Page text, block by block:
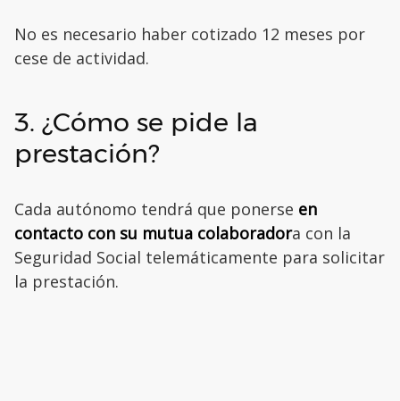
No es necesario haber cotizado 12 meses por
cese de actividad.
3. ¿Cómo se pide la
prestación?
Cada autónomo tendrá que ponerse en
contacto con su mutua colaboradora con la
Seguridad Social telemáticamente para solicitar
la prestación.